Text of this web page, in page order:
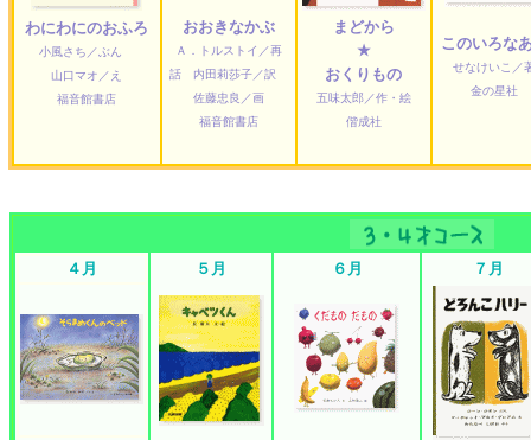
わにわにのおふろ
小風さち／ぶん
山口マオ／え
福音館書店
おおきなかぶ
Ａ．トルストイ／再
話 内田莉莎子／訳
佐藤忠良／画
福音館書店
まどから
★
おくりもの
五味太郎／作・絵
偕成社
このいろな
せなけいこ／
金の星社
４月 ５月 ６月 ７月